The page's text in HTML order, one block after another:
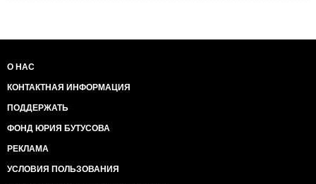
О НАС
КОНТАКТНАЯ ИНФОРМАЦИЯ
ПОДДЕРЖАТЬ
ФОНД ЮРИЯ БУТУСОВА
РЕКЛАМА
УСЛОВИЯ ПОЛЬЗОВАНИЯ